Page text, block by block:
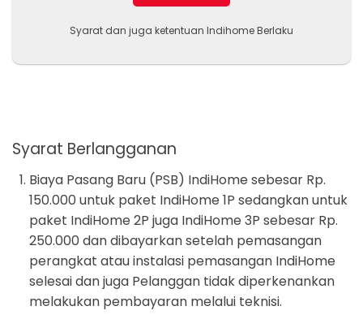
Syarat dan juga ketentuan Indihome Berlaku
Syarat Berlangganan
Biaya Pasang Baru (PSB) IndiHome sebesar Rp.
150.000 untuk paket IndiHome 1P sedangkan untuk
paket IndiHome 2P juga IndiHome 3P sebesar Rp.
250.000 dan dibayarkan setelah pemasangan
perangkat atau instalasi pemasangan IndiHome
selesai dan juga Pelanggan tidak diperkenankan
melakukan pembayaran melalui teknisi.